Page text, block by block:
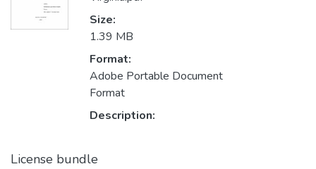
Size:
1.39 MB
Format:
Adobe Portable Document
Format
Description:
License bundle